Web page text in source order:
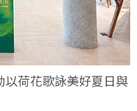
荷花歌詠美好夏日與